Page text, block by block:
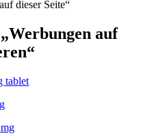
dieser Seite“
auf
tablet